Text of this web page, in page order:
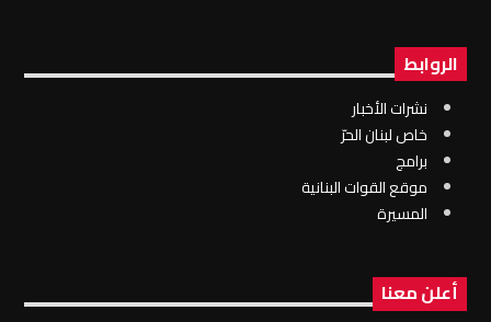
الروابط
نشرات الأخبار
خاص لبنان الحرّ
برامج
موقع القوات البنانية
المسيرة
أعلن معنا